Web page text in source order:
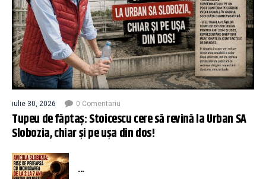
iulie 30, 2026 0 Comentariu
Tupeu de făptaș: Stoicescu cere să revină la Urban SA
Slobozia, chiar și pe ușa din dos!
...